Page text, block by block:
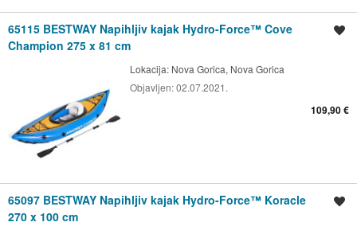
65115 BESTWAY Napihljiv kajak Hydro-Force™ Cove
Champion 275 x 81 cm
Lokacija: Nova Gorica, Nova Gorica
Objavljen:02.07.2021.
109,90 €
65097 BESTWAY Napihljiv kajak Hydro-Force™ Koracle
270 x 100 cm